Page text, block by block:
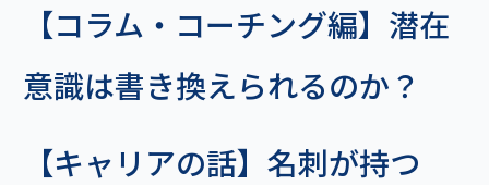
【コラム・コーチング編】潜在
意識は書き換えられるのか？
【キャリアの話】名刺が持つ